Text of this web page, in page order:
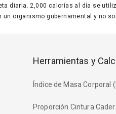
diaria. 2,000 calorías al día se
organismo gubernamental y no
Herramientas y
Índice de Masa Corporal
Proporción Cintura